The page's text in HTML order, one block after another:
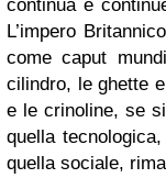
continua e
L’impero
come caput
cilindro, le ghette
e le crinoline, se
quella
quella sociale,